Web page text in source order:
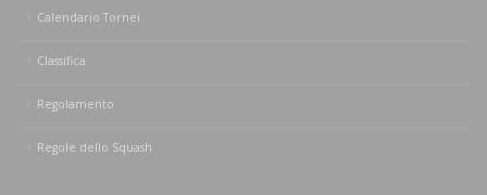
Calendario Tornei
Classifica
Regolamento
Regole dello Squash